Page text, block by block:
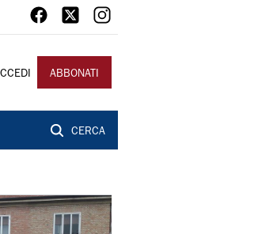
ABBONATI
CERCA